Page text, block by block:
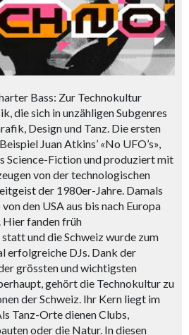
Bass: Zur Technokultur
die sich in unzähligen Subgenres
Design und Tanz. Die ersten
Juan Atkins’ «No UFO’s»,
Science-Fiction und produziert mit
von der technologischen
der 1980er-Jahre. Damals
den USA aus bis nach Europa
Hier fanden früh
und die Schweiz wurde zum
erfolgreiche DJs. Dank der
grössten und wichtigsten
gehört die Technokultur zu
der Schweiz. Ihr Kern liegt im
Tanz-Orte dienen Clubs,
oder die Natur. In diesen